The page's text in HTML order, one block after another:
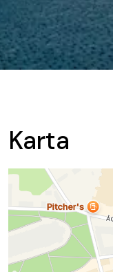
Karta